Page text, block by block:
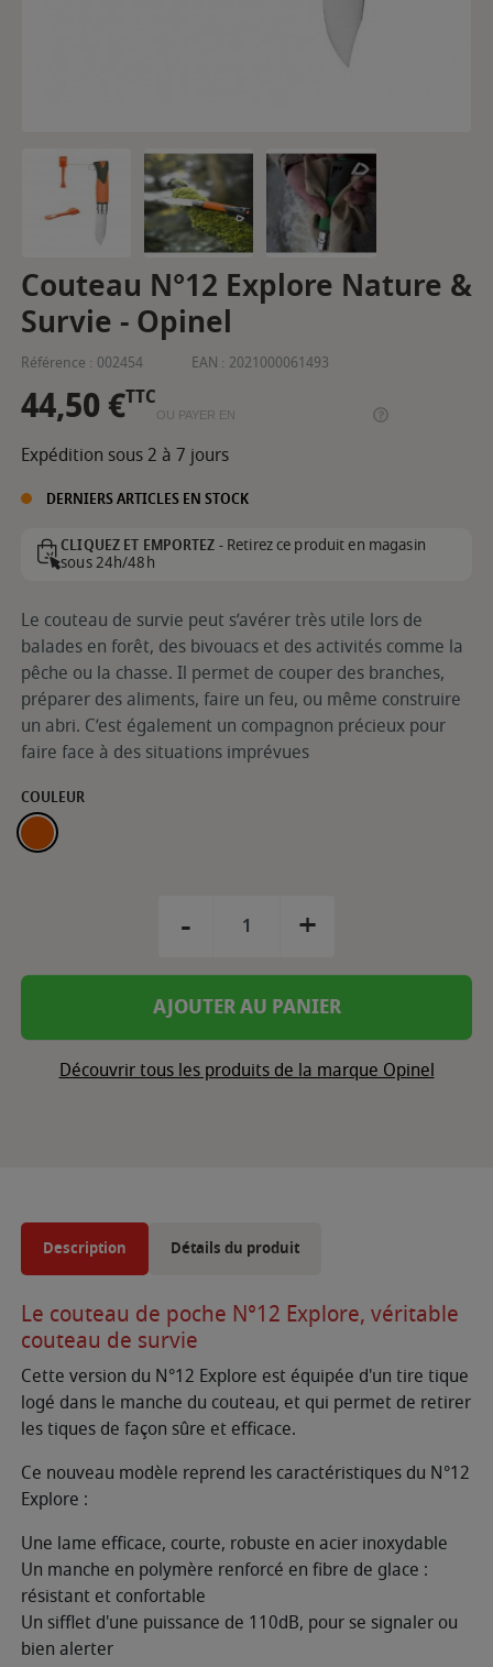
Couteau N°12 Explore Nature &
Survie - Opinel
Référence : 002454 EAN : 2021000061493
44,50 €TTC
OU PAYER EN
Expédition sous 2 à 7 jours
DERNIERS ARTICLES EN STOCK
CLIQUEZ ET EMPORTEZ -Retirez ce produit en magasin
sous 24h/48h
Le couteau de survie peut s’avérer très utile lors de
balades en forêt, des bivouacs et des activités comme la
pêche ou la chasse. Il permet de couper des branches,
préparer des aliments, faire un feu, ou même construire
un abri. C’est également un compagnon précieux pour
faire face à des situations imprévues
COULEUR
ORANGE
- +
AJOUTER AU PANIER
Découvrir tous les produits de la marque Opinel
Description Détails du produit
Le couteau de poche N°12 Explore, véritable
couteau de survie
Cette version du N°12 Explore est équipée d'un tire tique
logé dans le manche du couteau, et qui permet de retirer
les tiques de façon sûre et efficace.
Ce nouveau modèle reprend les caractéristiques du N°12
Explore :
Une lame efficace, courte, robuste en acier inoxydable
Un manche en polymère renforcé en fibre de glace :
résistant et confortable
Un sifflet d'une puissance de 110dB, pour se signaler ou
bien alerter